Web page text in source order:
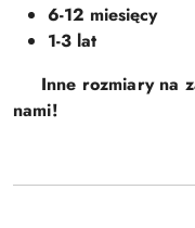
6-12 miesięcy
1-3 lat
Inne rozmiary na
nami!